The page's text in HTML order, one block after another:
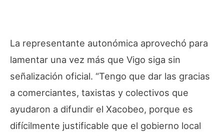
La representante autonómica aprovechó para
lamentar una vez más que Vigo siga sin
señalización oficial. “Tengo que dar las gracias
a comerciantes, taxistas y colectivos que
ayudaron a difundir el Xacobeo, porque es
difícilmente justificable que el gobierno local